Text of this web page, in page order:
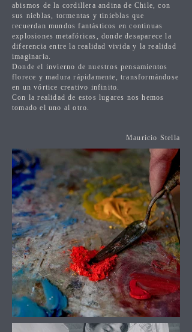
abismos de la cordillera andina de Chile, con
sus nieblas, tormentas y tinieblas que
recuerdan mundos fantásticos en continuas
explosiones metafóricas, donde desaparece la
diferencia entre la realidad vivida y la realidad
imaginaria.
Donde el invierno de nuestros pensamientos
florece y madura rápidamente, transformándose
en un vórtice creativo infinito.
Con la realidad de estos lugares nos hemos
tomado el uno al otro.
Mauricio Stella